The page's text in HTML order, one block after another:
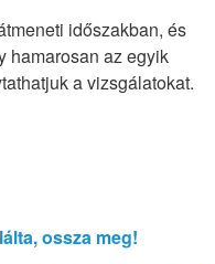
időszakban, és
hamarosan az egyik
a vizsgálatokat.
ossza meg!